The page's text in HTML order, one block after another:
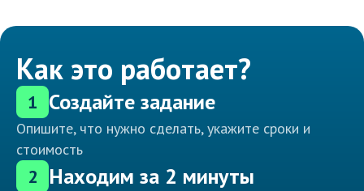
Как это работает?
1 Создайте задание
Опишите, что нужно сделать, укажите сроки и
стоимость
2 Находим за 2 минуты